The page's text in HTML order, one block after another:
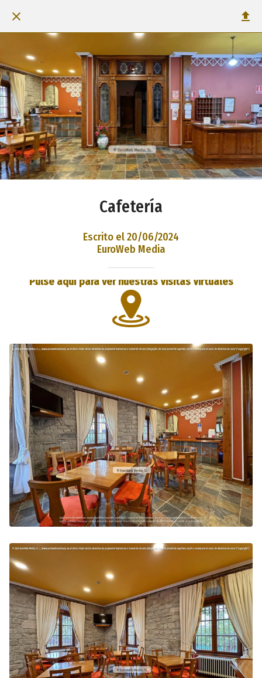
Cafetería
Escrito el 20/06/2024
EuroWeb Media
Pulse aquí para ver nuestras Visitas Virtuales